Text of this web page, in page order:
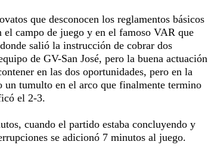
que desconocen los reglamentos básicos
campo de juego y en el famoso VAR que
salió la instrucción de cobrar dos
de GV-San José, pero la buena actuación
en las dos oportunidades, pero en la
un tumulto en el arco que finalmente termino
el 2-3.
cuando el partido estaba concluyendo y
se adicionó 7 minutos al juego.